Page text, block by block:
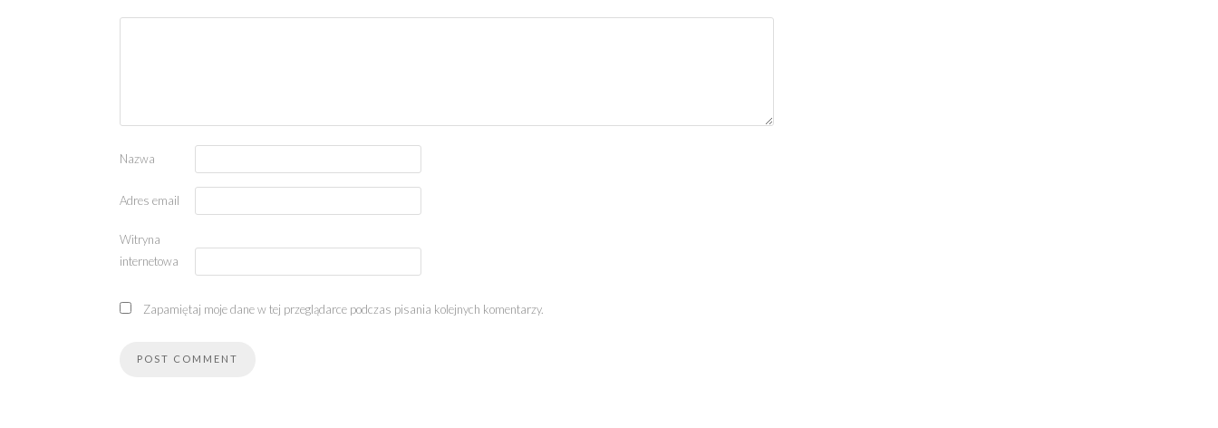
Nazwa
Adres email
Witryna
internetowa
Zapamiętaj moje dane w tej przeglądarce podczas pisania kolejnych komentarzy.